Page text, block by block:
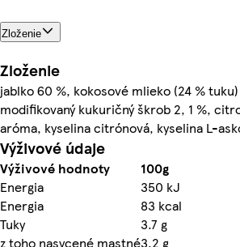
Zloženie
Zloženie
jablko 60 %, kokosové mlieko (24 %
modifikovaný kukuričný škrob 2, 1 %,
aróma, kyselina citrónová, kyselina L-
Výživové údaje
Výživové hodnoty 100g
Energia
350 kJ
Energia
83 kcal
Tuky
3.7 g
z toho nasycené mastné3.2 g